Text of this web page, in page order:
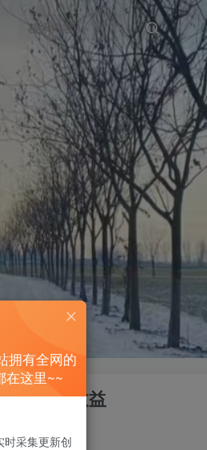
上手见收益
拥有全网的
在这里~~
时采集更新创